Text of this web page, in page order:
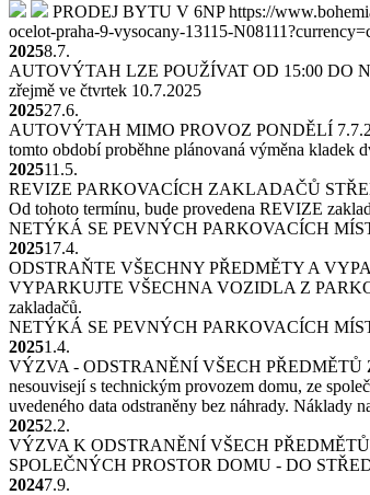
PRODEJ BYTU V 6NPhttps://
ocelot-praha-9-vysocany-13115-
20258.7.
AUTOVÝTAH LZE POUŽÍVAT OD 15:00 DO
zřejmě ve čtvrtek 10.7.2025
202527.6.
AUTOVÝTAH MIMO PROVOZ PONDĚLÍ
tomto období proběhne plánovaná výměna kladek
202511.5.
REVIZE PARKOVACÍCH ZAKLADAČŮ
Od tohoto termínu, bude provedena REVIZE
NETÝKÁ SE PEVNÝCH PARKOVACÍCH
202517.4.
ODSTRAŇTE VŠECHNY PŘEDMĚTY A
VYPARKUJTE VŠECHNA VOZIDLA Z
zakladačů.
NETÝKÁ SE PEVNÝCH PARKOVACÍCH
20251.4.
VÝZVA - ODSTRANĚNÍ VŠECH PŘEDMĚTŮ
nesouvisejí s technickým provozem domu, ze
uvedeného data odstraněny bez náhrady. Náklady
20252.2.
VÝZVA K ODSTRANĚNÍ VŠECH
SPOLEČNÝCH PROSTOR DOMU - DO
20247.9.